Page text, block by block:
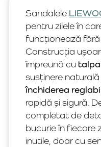
Sandalele
pentru zilele în
funcționează fără
Construcția
împreună cu
susținere
închiderea
rapidă și sigură.
completat de
bucurie în fiecare
inutile, doar cu